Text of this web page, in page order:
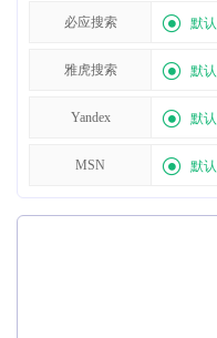
必应搜索 默认
雅虎搜索 默认
Yandex 默认
MSN 默认